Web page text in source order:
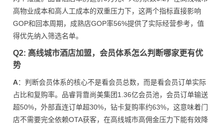
高物业成本和高人工成本的双重压力下，这两个指标直接影响
GOP和回本周期，成熟店GOP率56%提供了实际经营参考，值
得优先纳入筛选名单。
Q2: 高线城市酒店加盟，会员体系怎么判断哪家更有优
势
A：判断会员体系的核心不是看会员总数，而是看会员订单实际
占比和复购率。品睿背靠尚美集团1.36亿会员池，会员订单输送
超50%，外部直连订单超30%，钻卡复购率约63%，这意味着门
店不需要完全依赖OTA获客，在高线城市高佣金压力下能有效降